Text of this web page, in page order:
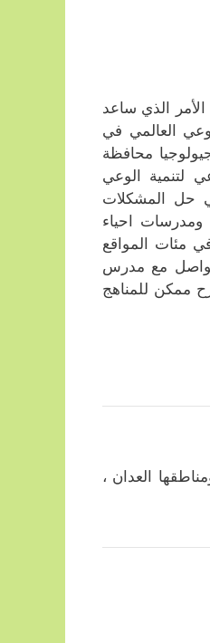
الذي ساعد
العالمي في
محافظة
لتنمية الوعي
في حل المشكلات
ومدرسات احياء
مئات المواقع
مع مدرس
ممكن للمناهج
العدان ،